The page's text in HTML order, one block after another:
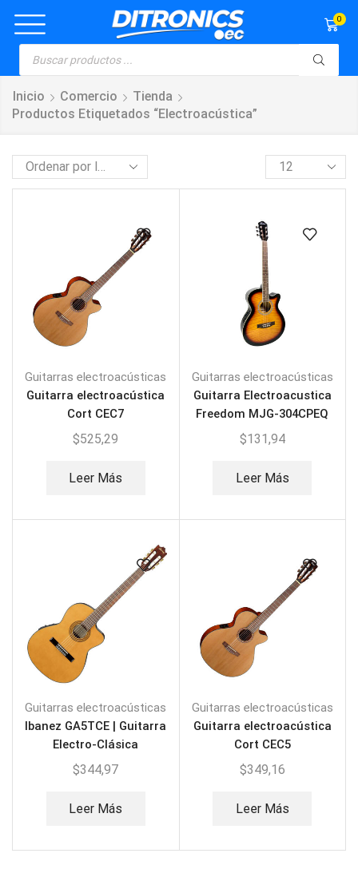
0
Inicio Comercio
Tienda
Productos Etiquetados “electroacústica”
Guitarras electroacústicas
Guitarra electroacústica
Cort CEC7
$525,29
Leer Más
Guitarras electroacústicas
Guitarra Electroacustica
Freedom MJG-304CPEQ
$131,94
Leer Más
Guitarras electroacústicas
Ibanez GA5TCE | Guitarra
Electro-Clásica
$344,97
Leer Más
Guitarras electroacústicas
Guitarra electroacústica
Cort CEC5
$349,16
Leer Más